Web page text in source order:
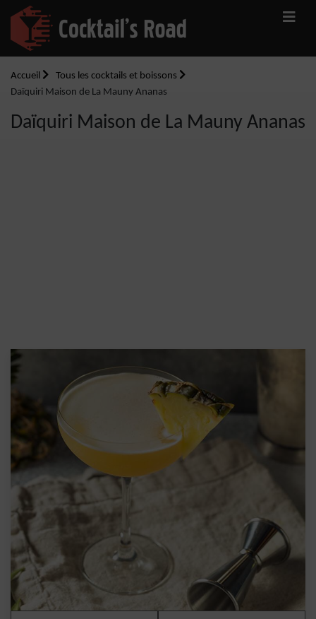
Accueil
Tous les cocktails et boissons
Daïquiri Maison de La Mauny Ananas
Daïquiri Maison de La Mauny Ananas